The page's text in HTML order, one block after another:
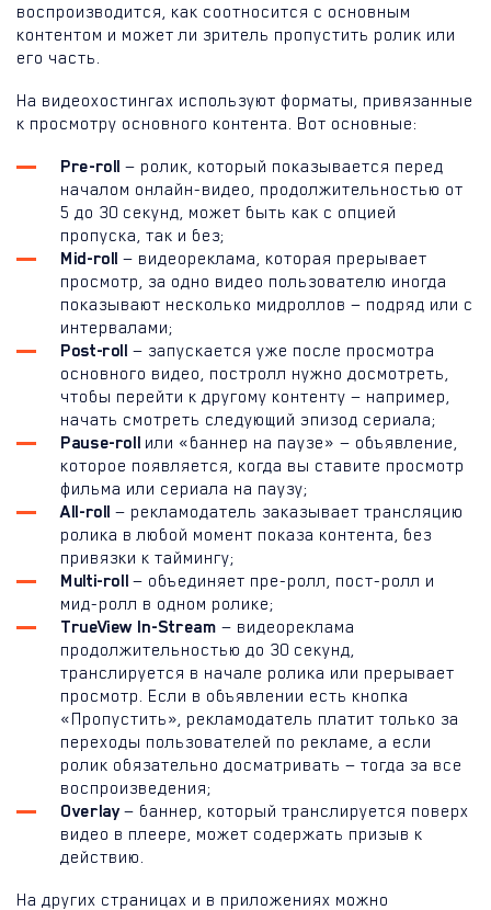
воспроизводится, как соотносится с основным
контентом и может ли зритель пропустить ролик или
его часть.
На видеохостингах используют форматы, привязанные
к просмотру основного контента. Вот основные:
Pre-roll — ролик, который показывается перед
началом онлайн-видео, продолжительностью от
5 до 30 секунд, может быть как с опцией
пропуска, так и без;
Mid-roll — видеореклама, которая прерывает
просмотр, за одно видео пользователю иногда
показывают несколько мидроллов — подряд или с
интервалами;
Post-roll — запускается уже после просмотра
основного видео, постролл нужно досмотреть,
чтобы перейти к другому контенту — например,
начать смотреть следующий эпизод сериала;
Pause-roll или «баннер на паузе» — объявление,
которое появляется, когда вы ставите просмотр
фильма или сериала на паузу;
All-roll — рекламодатель заказывает трансляцию
ролика в любой момент показа контента, без
привязки к таймингу;
Multi-roll — объединяет пре-ролл, пост-ролл и
мид-ролл в одном ролике;
TrueView In-Stream — видеореклама
продолжительностью до 30 секунд,
транслируется в начале ролика или прерывает
просмотр. Если в объявлении есть кнопка
«Пропустить», рекламодатель платит только за
переходы пользователей по рекламе, а если
ролик обязательно досматривать — тогда за все
воспроизведения;
Overlay— баннер, который транслируется поверх
видео в плеере, может содержать призыв к
действию.
На других страницах и в приложениях можно